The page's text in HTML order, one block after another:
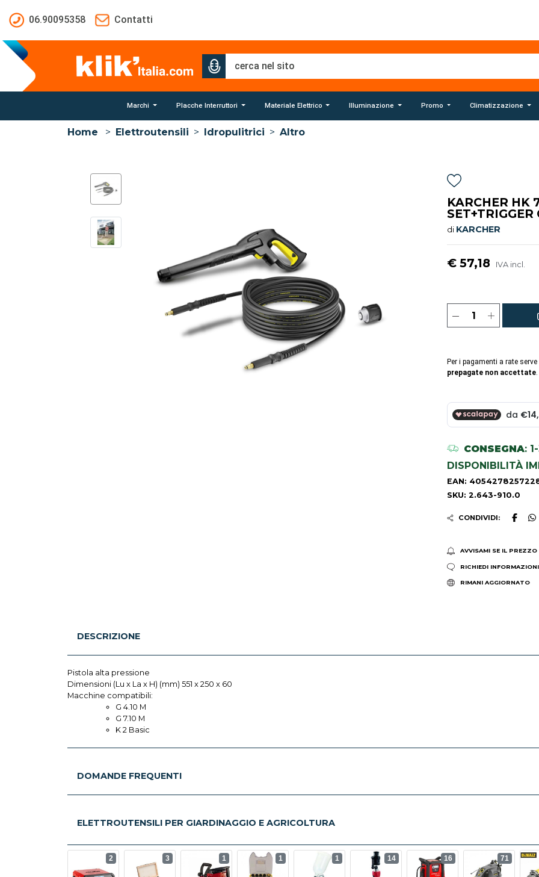
06.90095358
Contatti
Marchi Placche Interruttori Materiale Elettrico Illuminazione Promo Climatizzazione
Home > Elettroutensili > Idropulitrici > Altro
KARCHER HK
di KARCHER
€ 57,18 IVA incl.
Per i pagamenti a rate serve
prepagate non accettate.
CONSEGNA:
DISPONIBILITÀ
EAN:
SKU: 2.643-910.0
CONDIVIDI:
AVVISAMI SE IL PREZZO
RICHIEDI INFORMAZIONI
RIMANI AGGIORNATO
DESCRIZIONE
Pistola alta pressione
Dimensioni (Lu x La x H) (mm) 551 x 250 x 60
Macchine compatibili:
G 4.10 M
G 7.10 M
K 2 Basic
DOMANDE FREQUENTI
ELETTROUTENSILI PER GIARDINAGGIO E AGRICOLTURA
2 3 1 1 1 14 16 71